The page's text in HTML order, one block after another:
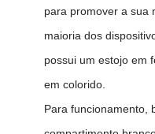
para promover a sua
maioria dos
possui um estojo em
em colorido.
Para funcionamento,